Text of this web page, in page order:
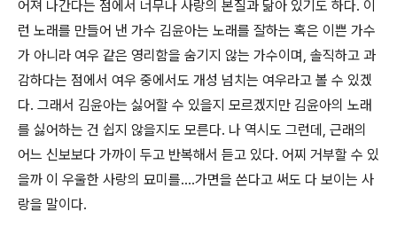
어져 나간다는 점에서 너무나 사랑의 본질과 닮아 있기도 하다. 이
런 노래를 만들어 낸 가수 김윤아는 노래를 잘하는 혹은 이쁜 가수
가 아니라 여우 같은 영리함을 숨기지 않는 가수이며, 솔직하고 과
감하다는 점에서 여우 중에서도 개성 넘치는 여우라고 볼 수 있겠
다. 그래서 김윤아는 싫어할 수 있을지 모르겠지만 김윤아의 노래
를 싫어하는 건 쉽지 않을지도 모른다. 나 역시도 그런데, 근래의
어느 신보보다 가까이 두고 반복해서 듣고 있다. 어찌 거부할 수 있
을까 이 우울한 사랑의 묘미를....가면을 쓴다고 써도 다 보이는 사
랑을 말이다.